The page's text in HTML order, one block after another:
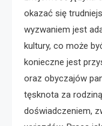
okazać się
wyzwaniem jest
kultury, co może
konieczne jest
oraz obyczajów
tęsknota za
doświadczeniem,